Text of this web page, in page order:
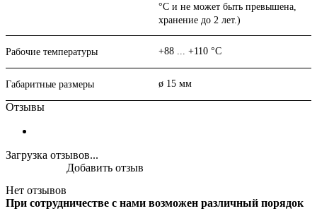
°C и не может быть превышена,
хранение до 2 лет.)
Рабочие температуры +88 ... +110 °C
Габаритные размеры ø 15 мм
Отзывы
Загрузка отзывов...
Нет отзывов
Добавить отзыв
При сотрудничестве с нами возможен различный порядок